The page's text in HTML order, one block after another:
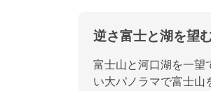
逆さ富士と湖を望
富士山と河口湖を一望
い大パノラマで富士山